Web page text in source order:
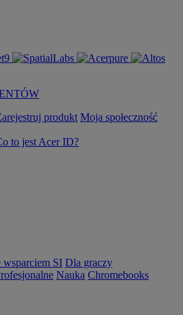
produkt Moja społeczność
to jest Acer ID?
SI Dla graczy
Nauka Chromebooks